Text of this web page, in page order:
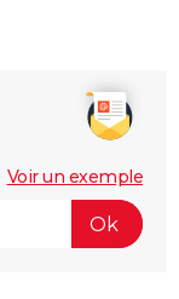
Voir un exemple